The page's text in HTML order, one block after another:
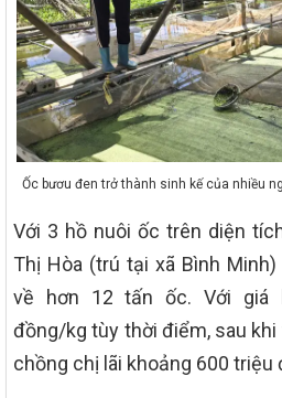
Ốc bươu đen trở thành sinh kế của nhiều
Với 3 hồ nuôi ốc trên diện
Thị Hòa (trú tại xã Bình
về hơn 12 tấn ốc. Với giá
đồng/kg tùy thời điểm, sau
chồng chị lãi khoảng 600 triệu